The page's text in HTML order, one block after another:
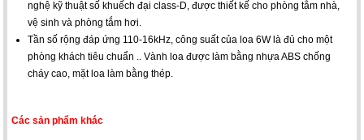
nghệ kỹ thuật số khuếch đại class-D, được thiết kế cho phòng tắm nhà,
vệ sinh và phòng tắm hơi.
Tần số rộng đáp ứng 110-16kHz, công suất của loa 6W là đủ cho một
phòng khách tiêu chuẩn .. Vành loa được làm bằng nhựa ABS chống
cháy cao, mặt loa làm bằng thép.
Các sản phẩm khác